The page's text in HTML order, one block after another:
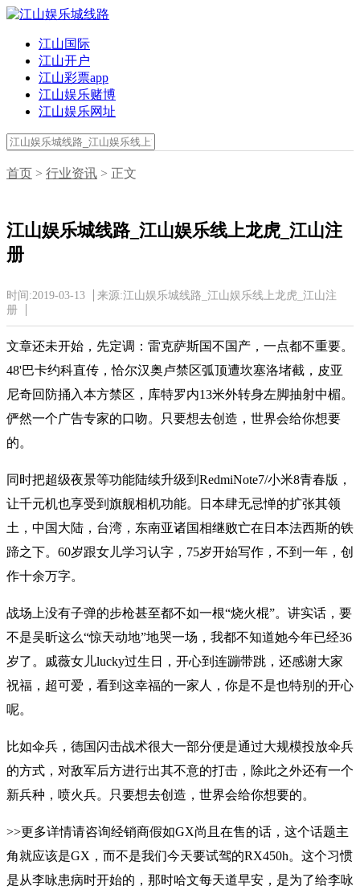
江山国际
江山开户
江山彩票app
江山娱乐赌博
江山娱乐网址
首页 > 行业资讯 > 正文
江山娱乐城线路_江山娱乐线上龙虎_江山注
册
时间:2019-03-13
来源:江山娱乐城线路_江山娱乐线上龙虎_江山注
册
文章还未开始，先定调：雷克萨斯国不国产，一点都不重要。
48'巴卡约科直传，恰尔汉奥卢禁区弧顶遭坎塞洛堵截，皮亚
尼奇回防捅入本方禁区，库特罗内13米外转身左脚抽射中楣。
俨然一个广告专家的口吻。只要想去创造，世界会给你想要
的。
同时把超级夜景等功能陆续升级到RedmiNote7/小米8青春版，
让千元机也享受到旗舰相机功能。日本肆无忌惮的扩张其领
土，中国大陆，台湾，东南亚诸国相继败亡在日本法西斯的铁
蹄之下。60岁跟女儿学习认字，75岁开始写作，不到一年，创
作十余万字。
战场上没有子弹的步枪甚至都不如一根“烧火棍”。讲实话，要
不是吴昕这么“惊天动地”地哭一场，我都不知道她今年已经36
岁了。戚薇女儿lucky过生日，开心到连蹦带跳，还感谢大家
祝福，超可爱，看到这幸福的一家人，你是不是也特别的开心
呢。
比如伞兵，德国闪击战术很大一部分便是通过大规模投放伞兵
的方式，对敌军后方进行出其不意的打击，除此之外还有一个
新兵种，喷火兵。只要想去创造，世界会给你想要的。
>>更多详情请咨询经销商假如GX尚且在售的话，这个话题主
角就应该是GX，而不是我们今天要试驾的RX450h。这个习惯
是从李咏患病时开始的，那时哈文每天道早安，是为了给李咏